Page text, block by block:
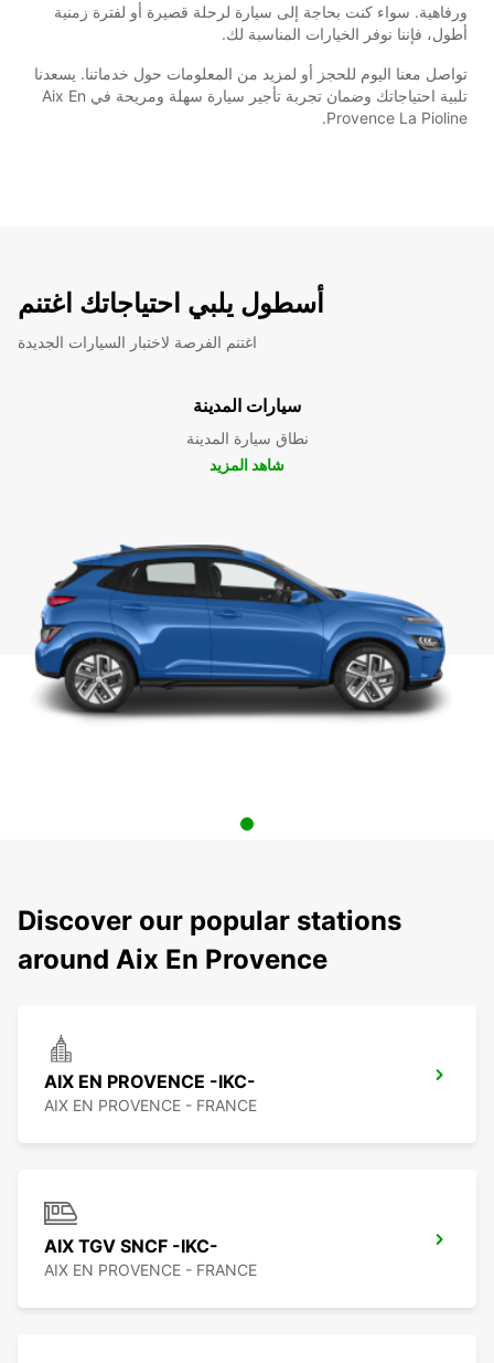
ورفاهية. سواء كنت بحاجة إلى سيارة لرحلة قصيرة أو لفترة زمنية
أطول، فإننا نوفر الخيارات المناسبة لك.
تواصل معنا اليوم للحجز أو لمزيد من المعلومات حول خدماتنا. يسعدنا
تلبية احتياجاتك وضمان تجربة تأجير سيارة سهلة ومريحة في Aix En
Provence La Pioline.
أسطول يلبي احتياجاتك اغتنم
اغتنم الفرصة لاختبار السيارات الجديدة
سيارات المدينة
نطاق سيارة المدينة
شاهد المزيد
Discover our popular stations
around Aix En Provence
AIX EN PROVENCE -IKC-
AIX EN PROVENCE - FRANCE
AIX TGV SNCF -IKC-
AIX EN PROVENCE - FRANCE